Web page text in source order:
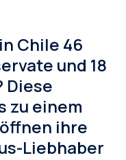
Chile 46
und 18
Diese
zu einem
ihre
Liebhaber